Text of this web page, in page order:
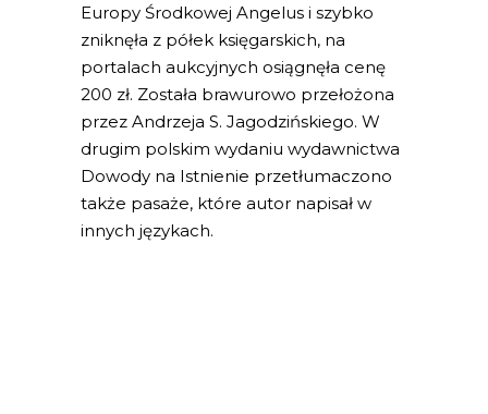
Europy Środkowej Angelus i szybko
zniknęła z półek księgarskich, na
portalach aukcyjnych osiągnęła cenę
200 zł. Została brawurowo przełożona
przez Andrzeja S. Jagodzińskiego. W
drugim polskim wydaniu wydawnictwa
Dowody na Istnienie przetłumaczono
także pasaże, które autor napisał w
innych językach.